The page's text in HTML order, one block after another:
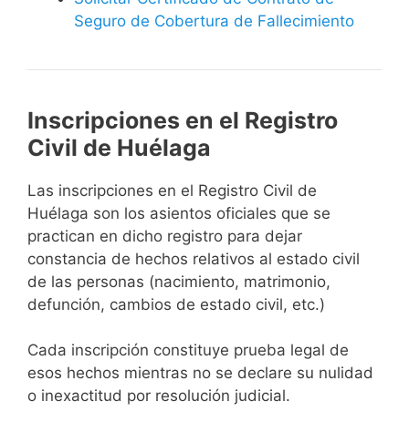
Seguro de Cobertura de Fallecimiento
Inscripciones en el Registro
Civil de Huélaga
Las inscripciones en el Registro Civil de
Huélaga son los asientos oficiales que se
practican en dicho registro para dejar
constancia de hechos relativos al estado civil
de las personas (nacimiento, matrimonio,
defunción, cambios de estado civil, etc.)
Cada inscripción constituye prueba legal de
esos hechos mientras no se declare su nulidad
o inexactitud por resolución judicial.